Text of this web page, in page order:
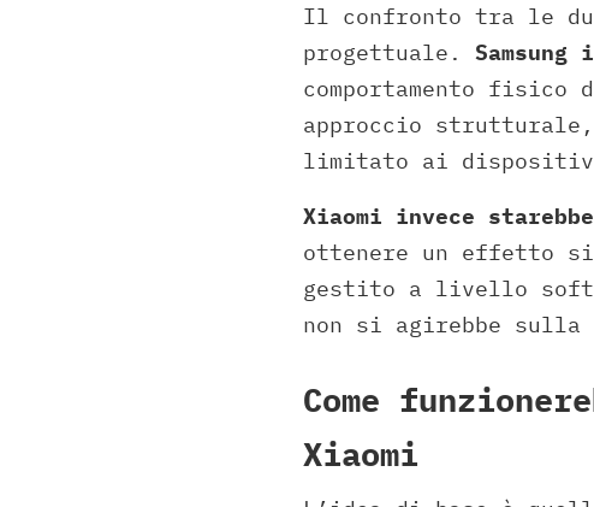
Il confronto tra le
progettuale.
comportamento
approccio
limitato ai
Xiaomi invece
ottenere un effetto
gestito a livello
non si agirebbe
Come
Xiaomi